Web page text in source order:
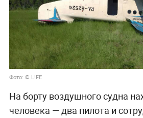
Фото: © L!FE
На борту воздушного судна
человека — два пилота и